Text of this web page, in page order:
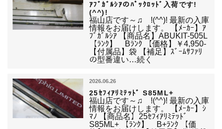
ｱﾌﾞｶﾞﾙｼｱのﾊﾟｯｸﾛｯﾄﾞ入荷です!
(^^)!
福山店です～♫ !(^^)! 最新の入庫
情報をお届けします。 【ﾒｰｶｰ】ｱ
ﾌﾞｶﾞﾙｼｱ 【商品名】ABUKIT-505L
【ﾗﾝｸ】 Bﾗﾝｸ 【価格】￥4,950-
【付属品】袋 【補足】ｽﾞｰﾑｻﾌｧﾘ
の型番違い…続く
2026.06.26
25ｾﾌｨｱﾘﾐﾃｯﾄﾞ S85ML+
福山店です～♫ !(^^)! 最新の入庫
情報をお届けします。 【ﾒｰｶｰ】ｼ
ﾏﾉ 【商品名】25ｾﾌｨｱﾘﾐﾃｯﾄﾞ
S85ML+ 【ﾗﾝｸ】 B+ﾗﾝｸ 【価